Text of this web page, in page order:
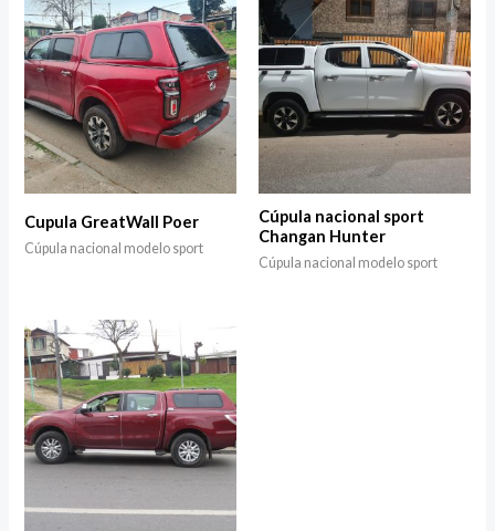
Cupula GreatWall Poer
Cúpula nacional modelo sport
Cúpula nacional sport
Changan Hunter
Cúpula nacional modelo sport